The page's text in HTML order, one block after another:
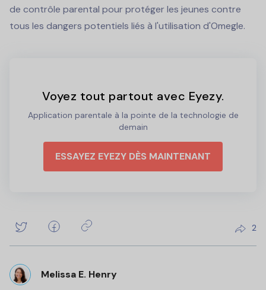
de contrôle parental pour protéger les jeunes contre
tous les dangers potentiels liés à l'utilisation d'Omegle.
Voyez tout partout avec Eyezy.
Application parentale à la pointe de la technologie de
demain
ESSAYEZ EYEZY DÈS MAINTENANT
2
Melissa E. Henry